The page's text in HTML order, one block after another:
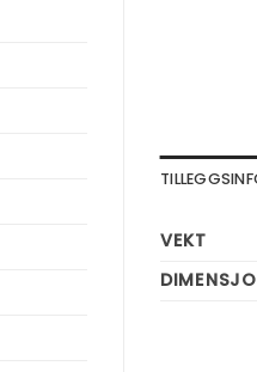
VEKT